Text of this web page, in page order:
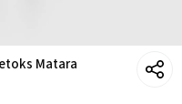
Matara